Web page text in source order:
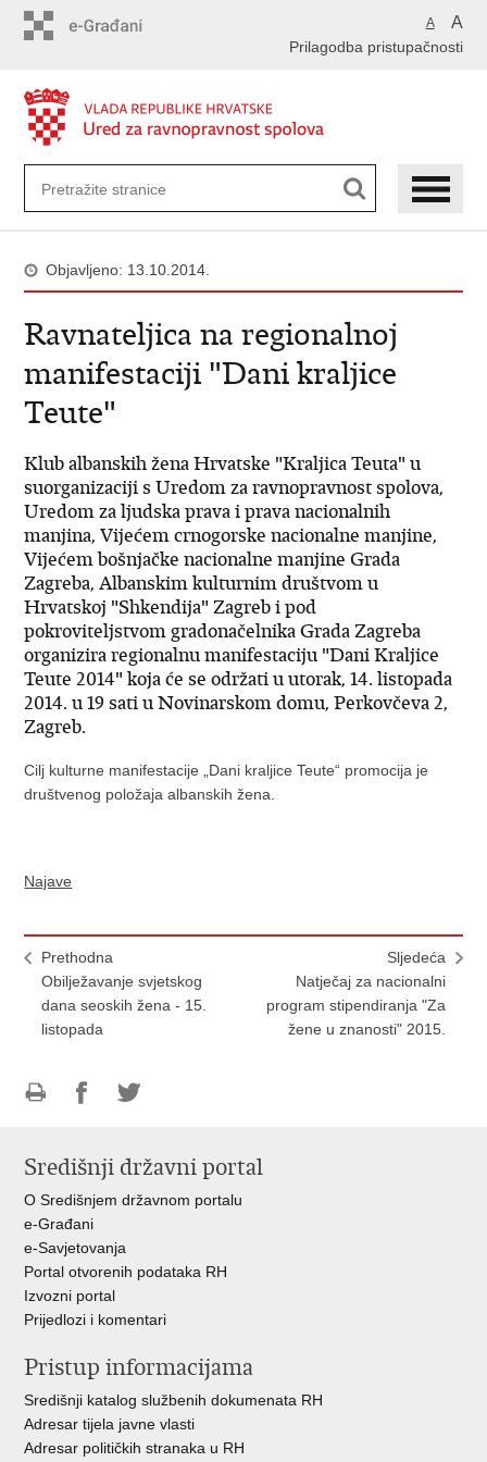
A A
Prilagodba pristupačnosti
Objavljeno: 13.10.2014.
Ravnateljica na regionalnoj
manifestaciji "Dani kraljice
Teute"
Klub albanskih žena Hrvatske "Kraljica Teuta" u
suorganizaciji s Uredom za ravnopravnost spolova,
Uredom za ljudska prava i prava nacionalnih
manjina, Vijećem crnogorske nacionalne manjine,
Vijećem bošnjačke nacionalne manjine Grada
Zagreba, Albanskim kulturnim društvom u
Hrvatskoj "Shkendija" Zagreb i pod
pokroviteljstvom gradonačelnika Grada Zagreba
organizira regionalnu manifestaciju "Dani Kraljice
Teute 2014" koja će se održati u utorak, 14. listopada
2014. u 19 sati u Novinarskom domu, Perkovčeva 2,
Zagreb.
Cilj kulturne manifestacije „Dani kraljice Teute“ promocija je
društvenog položaja albanskih žena.
Najave
Prethodna
Obilježavanje svjetskog
dana seoskih žena - 15.
listopada
Sljedeća
Natječaj za nacionalni
program stipendiranja "Za
žene u znanosti" 2015.
FacebookuTwitteru
Središnji državni portal
O Središnjem državnom portalu
e-Građani
e-Savjetovanja
Portal otvorenih podataka RH
Izvozni portal
Prijedlozi i komentari
Pristup informacijama
Središnji katalog službenih dokumenata RH
Adresar tijela javne vlasti
Adresar političkih stranaka u RH